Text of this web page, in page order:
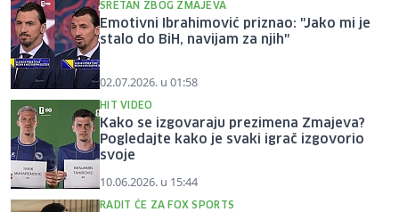
SRETAN ZBOG ZMAJEVA
Emotivni Ibrahimović priznao: "Jako mi je
stalo do BiH, navijam za njih"
02.07.2026. u 01:58
HIT VIDEO
Kako se izgovaraju prezimena Zmajeva?
Pogledajte kako je svaki igrač izgovorio
svoje
10.06.2026. u 15:44
RADIT ĆE ZA FOX SPORTS